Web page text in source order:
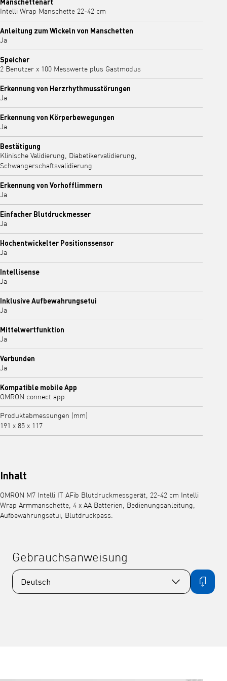
Intelli Wrap Manschette 22-42 cm
Anleitung zum Wickeln von Manschetten
Ja
Speicher
2 Benutzer x 100 Messwerte plus Gastmodus
Erkennung von Herzrhythmusstörungen
Ja
Erkennung von Körperbewegungen
Ja
Bestätigung
Klinische Validierung, Diabetikervalidierung,
Schwangerschaftsvalidierung
Erkennung von Vorhofflimmern
Ja
Einfacher Blutdruckmesser
Ja
Hochentwickelter Positionssensor
Ja
Intellisense
Ja
Inklusive Aufbewahrungsetui
Ja
Mittelwertfunktion
Ja
Verbunden
Ja
Kompatible mobile App
OMRON connect app
Produktabmessungen (mm)
191 x 85 x 117
Inhalt
OMRON M7 Intelli IT AFib Blutdruckmessgerät, 22-42 cm Intelli
Wrap Armmanschette, 4 x AA Batterien, Bedienungsanleitung,
Aufbewahrungsetui, Blutdruckpass.
Gebrauchsanweisung